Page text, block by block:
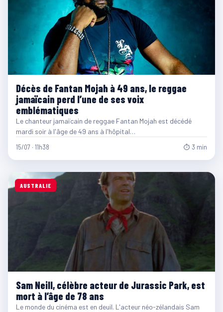
Décès de Fantan Mojah à 49 ans, le reggae
jamaïcain perd l’une de ses voix
emblématiques
Le chanteur jamaïcain de reggae Fantan Mojah est décédé
mardi soir à l'âge de 49 ans à l'hôpital…
15/07 · 11h38 ⏱ 3 min
AUSTRALIE
Sam Neill, célèbre acteur de Jurassic Park, est
mort à l’âge de 78 ans
Le monde du cinéma est en deuil. L'acteur néo-zélandais Sam